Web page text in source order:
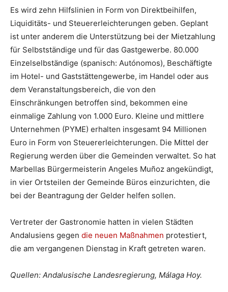
Es wird zehn Hilfslinien in Form von Direktbeihilfen,
Liquiditäts- und Steuererleichterungen geben. Geplant
ist unter anderem die Unterstützung bei der Mietzahlung
für Selbstständige und für das Gastgewerbe. 80.000
Einzelselbständige (spanisch: Autónomos), Beschäftigte
im Hotel- und Gaststättengewerbe, im Handel oder aus
dem Veranstaltungsbereich, die von den
Einschränkungen betroffen sind, bekommen eine
einmalige Zahlung von 1.000 Euro. Kleine und mittlere
Unternehmen (PYME) erhalten insgesamt 94 Millionen
Euro in Form von Steuererleichterungen. Die Mittel der
Regierung werden über die Gemeinden verwaltet. So hat
Marbellas Bürgermeisterin Angeles Muñoz angekündigt,
in vier Ortsteilen der Gemeinde Büros einzurichten, die
bei der Beantragung der Gelder helfen sollen.
Vertreter der Gastronomie hatten in vielen Städten
Andalusiens gegen die neuen Maßnahmen protestiert,
die am vergangenen Dienstag in Kraft getreten waren.
Quellen: Andalusische Landesregierung, Málaga Hoy.